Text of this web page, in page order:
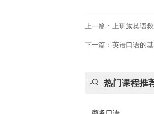
下一篇：英语口语的
 热门课程推